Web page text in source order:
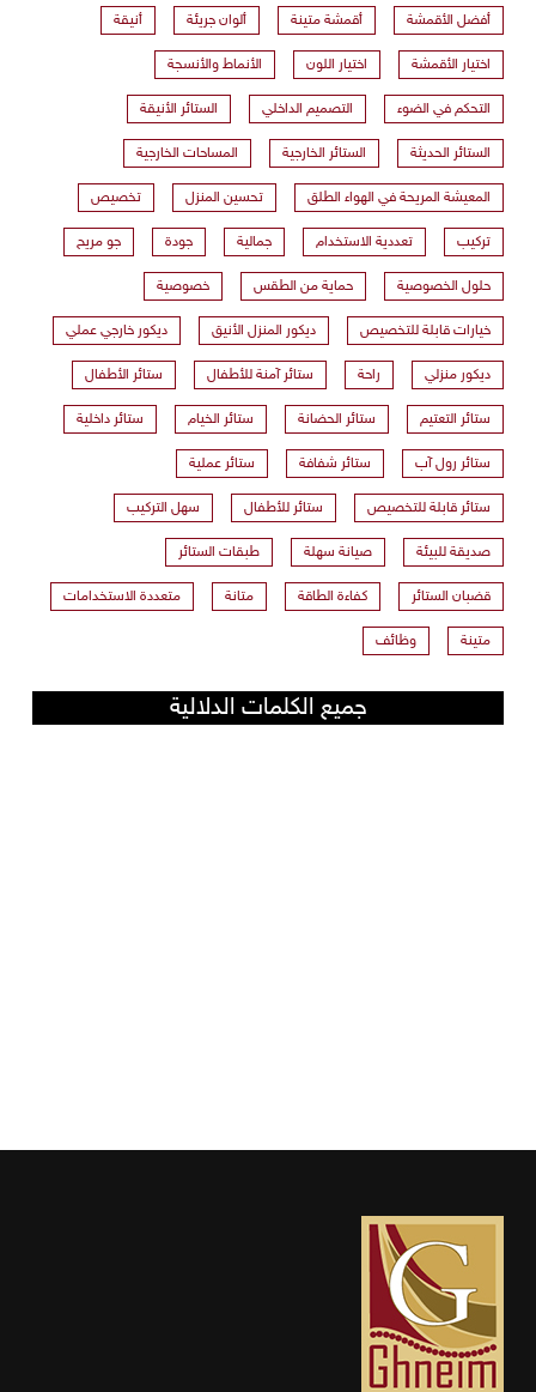
أفضل الأقمشة أقمشة متينة ألوان جريئة أنيقة
اختيار الأقمشة اختيار اللون الأنماط والأنسجة
التحكم في الضوء التصميم الداخلي الستائر الأنيقة
الستائر الحديثة الستائر الخارجية المساحات الخارجية
المعيشة المريحة في الهواء الطلق تحسين المنزل تخصيص
تركيب تعددية الاستخدام جمالية جودة جو مريح
حلول الخصوصية حماية من الطقس خصوصية
خيارات قابلة للتخصيص ديكور المنزل الأنيق ديكور خارجي عملي
ديكور منزلي راحة ستائر آمنة للأطفال ستائر الأطفال
ستائر التعتيم ستائر الحضانة ستائر الخيام ستائر داخلية
ستائر رول آب ستائر شفافة ستائر عملية
ستائر قابلة للتخصيص ستائر للأطفال سهل التركيب
صديقة للبيئة صيانة سهلة طبقات الستائر
قضبان الستائر كفاءة الطاقة متانة متعددة الاستخدامات
متينة وظائف
جميع الكلمات الدلالية